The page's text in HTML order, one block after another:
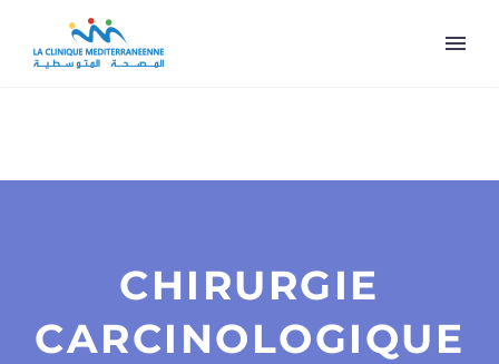
CHIRURGIE
CARCINOLOGIQUE